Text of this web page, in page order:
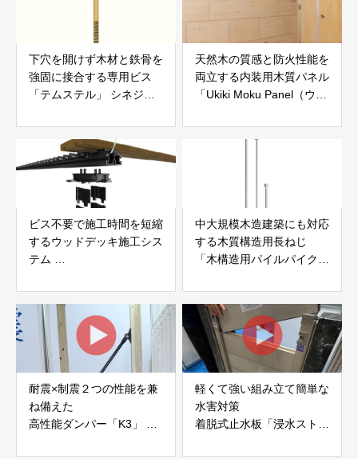
下穴を開けず木材と鉄骨を
強固に接合する専用ビス
「テムステル」 シネジッ
天然木の質感と防火性能を
両立する内装用木質パネル
「Ukiki Moku Panel（ウキ
社サンパテック
ビス不要で施工時間を短縮
するウッドデッキ施工シス
テム
JAPAN
中大規模木造建築にも対応
する木質構造用長ねじ
「木構造用パイルパイクビ
耐震×制震２つの性能を兼
ね備えた
高性能ダンパー「K3」 富
軽くて強い組み立て簡単な
水害対策
着脱式止水板「浸水ストッ